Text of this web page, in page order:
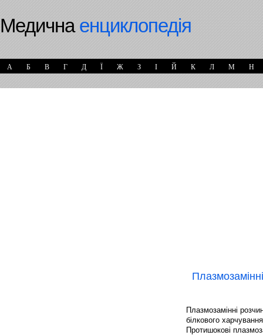
Медичнаенциклопедія
А Б В Г Д Ї Ж З І Й К Л М Н
Плазмозамінні
білкового
Протишокові